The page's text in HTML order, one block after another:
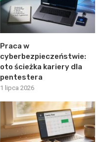
Praca w
cyberbezpieczeństwie:
oto ścieżka kariery dla
pentestera
1 lipca 2026